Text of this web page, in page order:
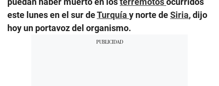
este lunes en el sur deTurquía y norte deSiria, dijo
hoy un portavoz del organismo.